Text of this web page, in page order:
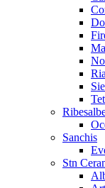
Sanchis
Stn